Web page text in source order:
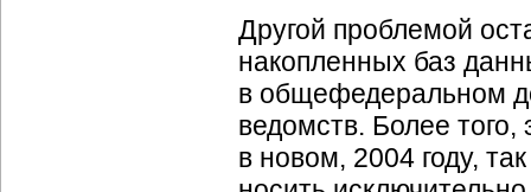
Другой проблемой
накопленных баз
в общефедеральном
ведомств. Более
в новом, 2004 году,